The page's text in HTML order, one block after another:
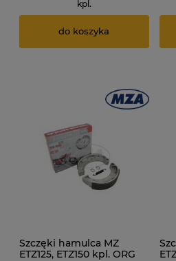
kpl.
do koszyka
Szczęki hamulca MZ
ETZ125, ETZ150 kpl. ORG